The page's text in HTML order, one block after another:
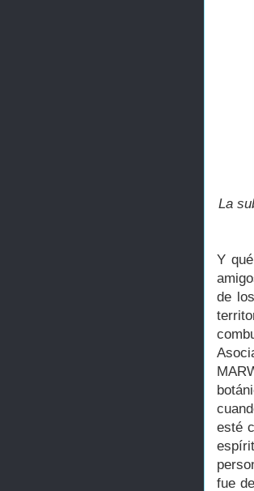
La
Y
de
esté
fue